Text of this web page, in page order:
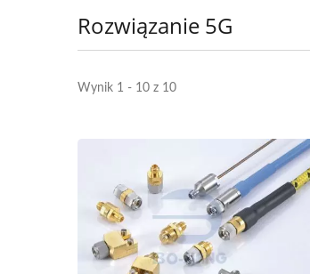
Rozwiązanie 5G
Wynik 1 - 10 z 10